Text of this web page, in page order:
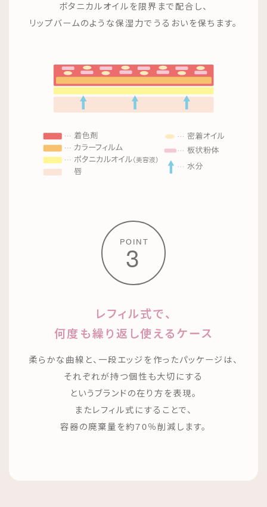
ボタニカルオイルを限界まで配合し、
リップバームのような保湿力でうるおいを保ちます。
POINT
3
レフィル式で、
何度も繰り返し使えるケース
柔らかな曲線と、一段エッジを作ったパッケージは、
それぞれが持つ個性も大切にする
というブランドの在り方を表現。
またレフィル式にすることで、
容器の廃棄量を約70％削減します。